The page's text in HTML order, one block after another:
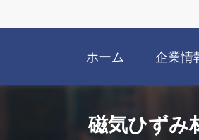
ホーム 企業情
磁気ひずみ